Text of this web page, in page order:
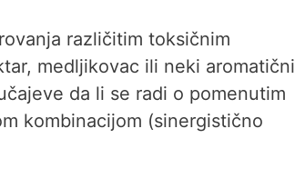
različitim toksičnim
medljikovac ili neki aromatični
da li se radi o pomenutim
kombinacijom (sinergistično